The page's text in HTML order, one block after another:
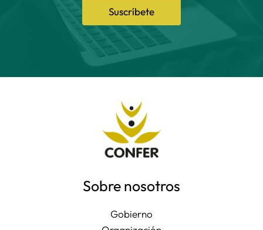
Suscríbete
Sobre nosotros
Gobierno